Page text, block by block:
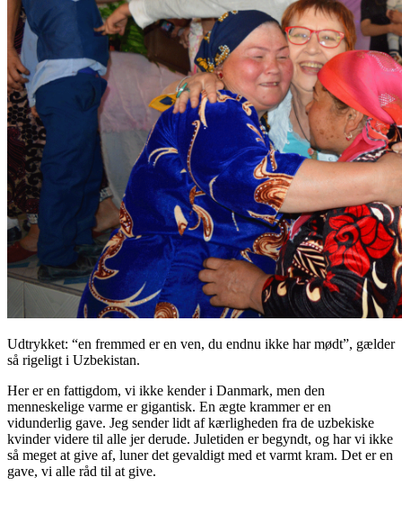
Udtrykket: “en fremmed er en ven, du endnu ikke har mødt”, gælder
så rigeligt i Uzbekistan.
Her er en fattigdom, vi ikke kender i Danmark, men den
menneskelige varme er gigantisk. En ægte krammer er en
vidunderlig gave. Jeg sender lidt af kærligheden fra de uzbekiske
kvinder videre til alle jer derude. Juletiden er begyndt, og har vi ikke
så meget at give af, luner det gevaldigt med et varmt kram. Det er en
gave, vi alle råd til at give.